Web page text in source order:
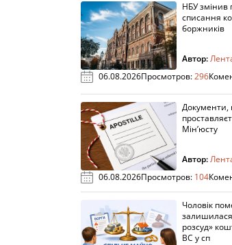
НБУ змінив
списання
боржників
Автор:
06.08.2026Просмотров:296
Документи,
Мін’юсту
Автор:
06.08.2026Просмотров: 104
Чоловік
розсуд»
ВС у сп